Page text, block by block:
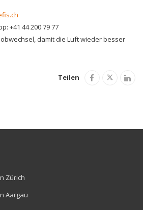
+41 44 200 79 77
damit die Luft wieder besser
Teilen
Zürich
Aargau